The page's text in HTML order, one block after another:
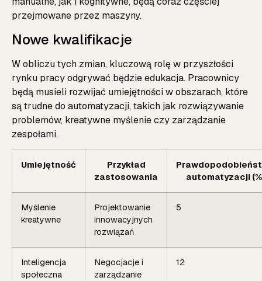
przejmowane przez maszyny.
Nowe kwalifikacje
W obliczu tych zmian, kluczową rolę w przyszłości
rynku pracy odgrywać będzie edukacja. Pracownicy
będą musieli rozwijać umiejętności w obszarach, które
są trudne do automatyzacji, takich jak rozwiązywanie
problemów, kreatywne myślenie czy zarządzanie
zespołami.
Umiejętność
Przykład
zastosowania
automatyzacji
Myślenie
kreatywne
Projektowanie
innowacyjnych
rozwiązań
5
Inteligencja
społeczna
Negocjacje i
zarządzanie
12